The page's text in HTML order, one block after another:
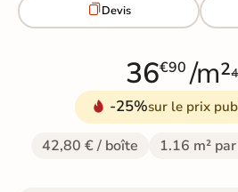
Devis
36€90 /m²
-25%sur le prix
42,80 € / boîte 1.16 m²